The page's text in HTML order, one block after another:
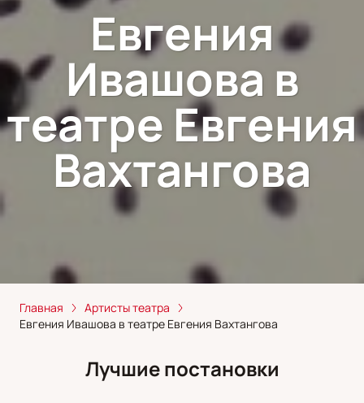
Евгения
Ивашова в
театре Евгения
Вахтангова
Главная
Артисты театра
Евгения Ивашова в театре Евгения Вахтангова
Лучшие постановки